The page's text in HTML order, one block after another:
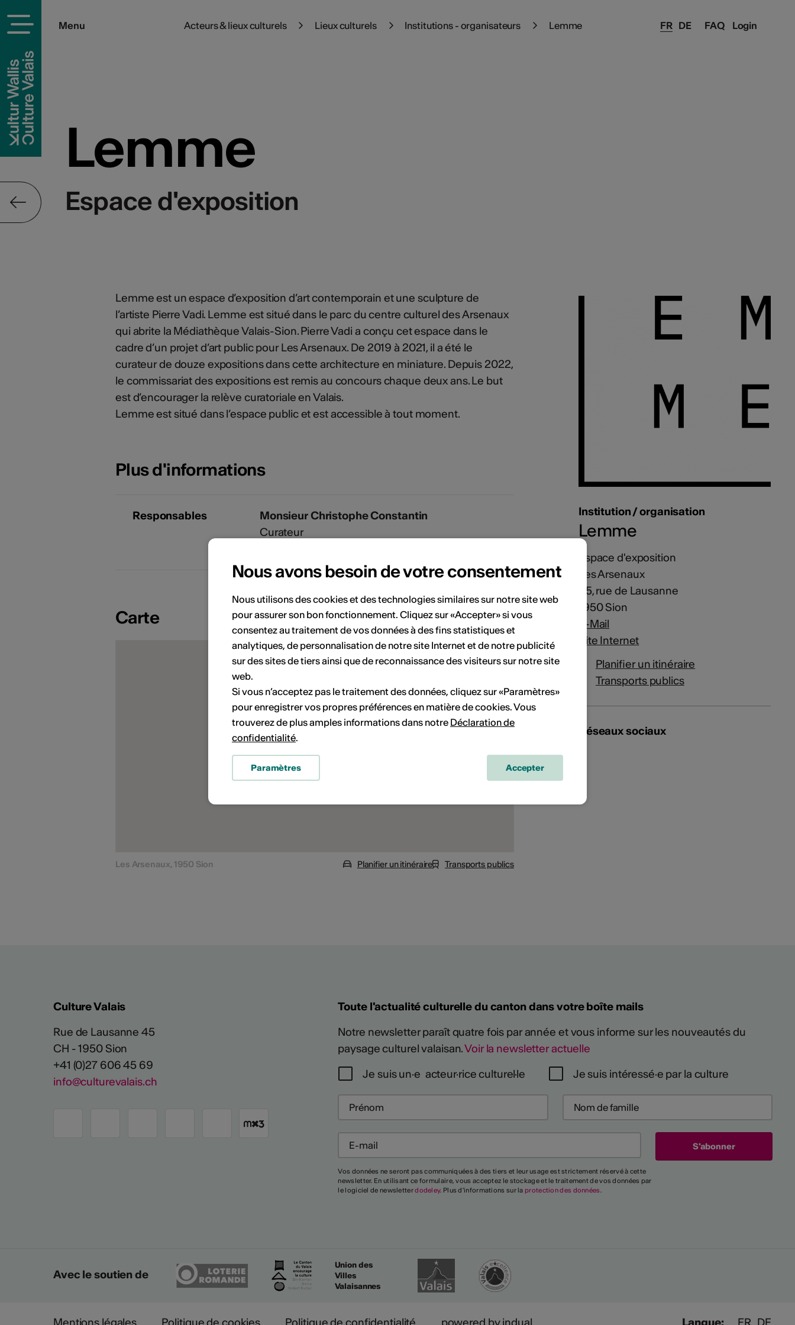
FAQ Login
Menu FR DE
Acteurs & lieux culturels Lieux culturels Institutions - organisateurs Lemme
Lemme
Espace d'exposition
Lemme est un espace d’exposition d’art contemporain et une sculpture de
l’artiste Pierre Vadi. Lemme est situé dans le parc du centre culturel des Arsenaux
qui abrite la Médiathèque Valais-Sion. Pierre Vadi a conçu cet espace dans le
cadre d’un projet d’art public pour Les Arsenaux. De 2019 à 2021, il a été le
curateur de douze expositions dans cette architecture en miniature. Depuis 2022,
le commissariat des expositions est remis au concours chaque deux ans. Le but
est d’encourager la relève curatoriale en Valais.
Lemme est situé dans l’espace public et est accessible à tout moment.
Plus d'informations
Responsables
Monsieur Christophe Constantin
Curateur
Carte
Les Arsenaux, 1950 Sion Planifier un itinéraire Transports publics
Institution / organisation
Lemme
Espace d'exposition
Les Arsenaux
45, rue de Lausanne
1950 Sion
E-Mail
Site Internet
Planifier un itinéraire
Transports publics
Réseaux sociaux
Culture Valais
Rue de Lausanne 45
CH - 1950 Sion
+41 (0)27 606 45 69
info@culturevalais.ch
Toute l'actualité culturelle du canton dans votre boîte mails
Notre newsletter paraît quatre fois par année et vous informe sur les nouveautés du
paysage culturel valaisan.Voir la newsletter actuelle
Je suis un·e acteur·rice culturel·le
Je suis intéressé·e par la culture
Vos données ne seront pas communiquées à des tiers et leur usage est strictement réservé à cette
newsletter. En utilisant ce formulaire, vous acceptez le stockage et le traitement de vos données par
le logiciel de newsletterdodeley. Plus d'informations sur la protection des données.
Avec le soutien de
Union des
Villes
Valaisannes
Nous avons besoin de votre consentement
Nous utilisons des cookies et des technologies similaires sur notre site web
pour assurer son bon fonctionnement. Cliquez sur «Accepter» si vous
consentez au traitement de vos données à des fins statistiques et
analytiques, de personnalisation de notre site Internet et de notre publicité
sur des sites de tiers ainsi que de reconnaissance des visiteurs sur notre site
web.
Si vous n’acceptez pas le traitement des données, cliquez sur «Paramètres»
pour enregistrer vos propres préférences en matière de cookies. Vous
trouverez de plus amples informations dans notre Déclaration de
confidentialité.
Paramètres Accepter